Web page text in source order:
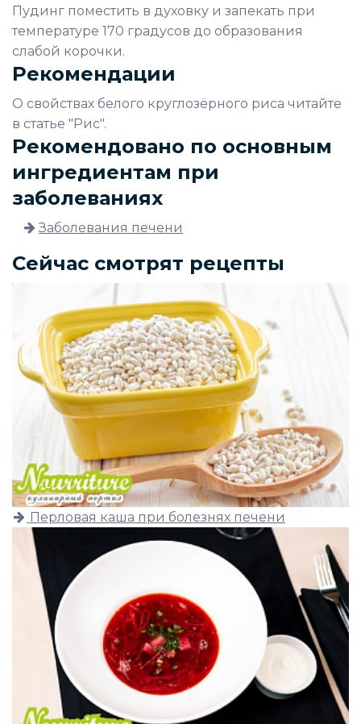
Пудинг поместить в духовку и запекать при
температуре 170 градусов до образования
слабой корочки.
Рекомендации
О свойствах белого круглозёрного риса читайте
в статье "Рис".
Рекомендовано по основным
ингредиентам при
заболеваниях
Заболевания печени
Сейчас смотрят рецепты
Перловая каша при болезнях печени